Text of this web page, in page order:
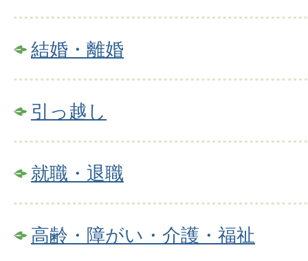
結婚・離婚
引っ越し
就職・退職
高齢・障がい・介護・福祉